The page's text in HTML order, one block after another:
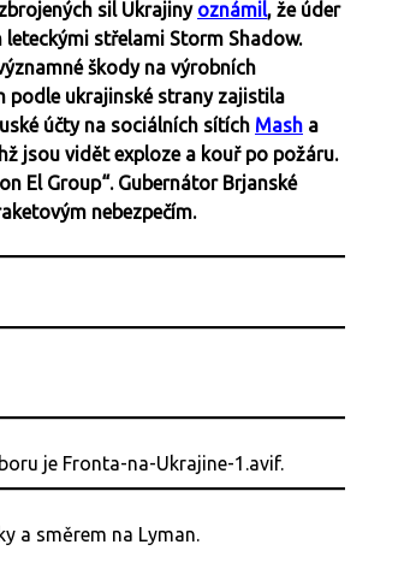
sil Ukrajiny oznámil, že úder
střelami Storm Shadow.
škody na výrobních
podle ukrajinské strany zajistila
účty na sociálních sítích Mash a
jsou vidět exploze a kouř po požáru.
El Group“. Gubernátor Brjanské
nebezpečím.
a směrem na Lyman.